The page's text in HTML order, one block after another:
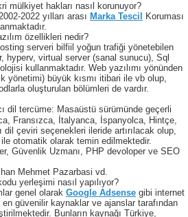
hakları nasıl korunuyor?
2022 yılları arası Marka Tescil
Koruması
özellikleri nedir?
serveri bilfiil yoğun trafiği yönetebilen
hyperv, virtual server (sanal sunucu), Sql
kullanmaktadır. Web yazılımı yönünden
yönetimi) büyük kısmı itibari ile vb olup,
oluşturulan bölümleri de vardır.
dil tercüme: Masaüstü sürümünde geçerli
Fransızca, İtalyanca, İspanyolca, Hintçe,
dil çeviri seçenekleri ileride artırılacak olup,
ile otomatik olarak temin edilmektedir.
Güvenlik Uzmanı, PHP devoloper ve SEO
Mehmet Pazarbasi vd.
yerleşimi nasıl yapılıyor?
genel olarak Google Adsense gibi internet
en güvenilir kaynaklar ve ajanslar tarafından
Bunların kaynağı Türkiye,